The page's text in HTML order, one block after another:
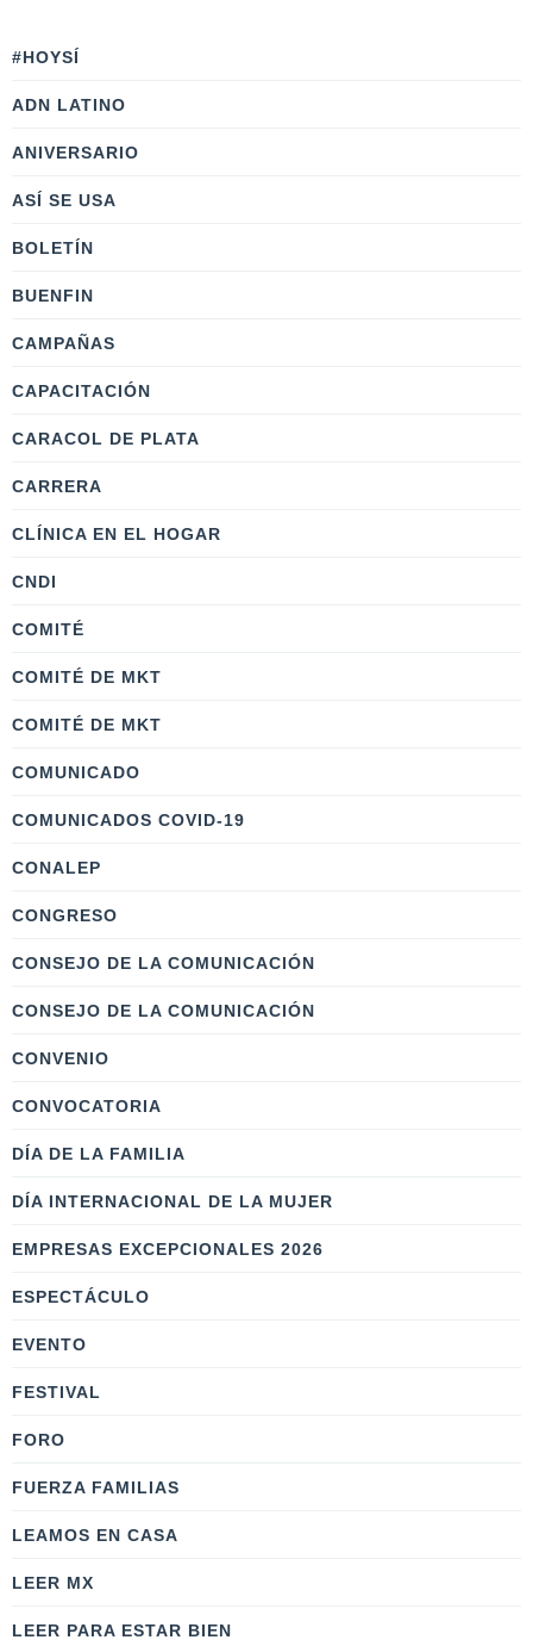
#HOYSÍ
ADN LATINO
ANIVERSARIO
ASÍ SE USA
BOLETÍN
BUENFIN
CAMPAÑAS
CAPACITACIÓN
CARACOL DE PLATA
CARRERA
CLÍNICA EN EL HOGAR
CNDI
COMITÉ
COMITÉ DE MKT
COMITÉ DE MKT
COMUNICADO
COMUNICADOS COVID-19
CONALEP
CONGRESO
CONSEJO DE LA COMUNICACIÓN
CONSEJO DE LA COMUNICACIÓN
CONVENIO
CONVOCATORIA
DÍA DE LA FAMILIA
DÍA INTERNACIONAL DE LA MUJER
EMPRESAS EXCEPCIONALES 2026
ESPECTÁCULO
EVENTO
FESTIVAL
FORO
FUERZA FAMILIAS
LEAMOS EN CASA
LEER MX
LEER PARA ESTAR BIEN